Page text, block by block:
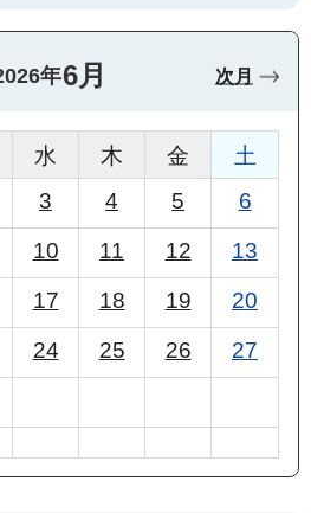
年6月 次月
水 木 金
土
3 4 5
6
10 11 12
13
17 18 19
20
24 25 26
27